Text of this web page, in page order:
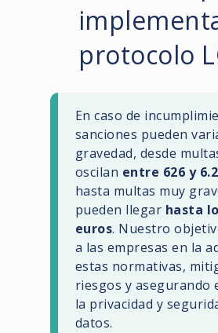
protocolo
En caso de
sanciones pueden
gravedad, desde
oscilan entre 626 y
hasta multas muy
pueden llegar hasta
euros. Nuestro
a las empresas en la
estas normativas,
riesgos y asegurando
la privacidad y
datos.